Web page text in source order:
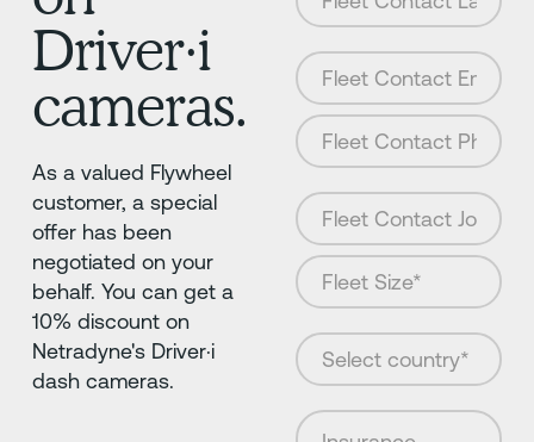
Driver·i
cameras.
As a valued Flywheel
customer, a special
offer has been
negotiated on your
behalf. You can get a
10% discount on
Netradyne's Driver·i
dash cameras.